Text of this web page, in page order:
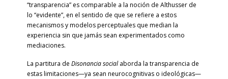
“transparencia” es comparable a la noción de Althusser de
lo “evidente”, en el sentido de que se refiere a estos
mecanismos y modelos perceptuales que median la
experiencia sin que jamás sean experimentados como
mediaciones.
La partitura de Disonancia socialaborda la transparencia de
estas limitaciones—ya sean neurocognitivas o ideológicas—